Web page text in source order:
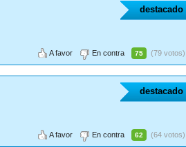
destacado
A favor En contra 75 (79 votos)
destacado
A favor En contra 62 (64 votos)